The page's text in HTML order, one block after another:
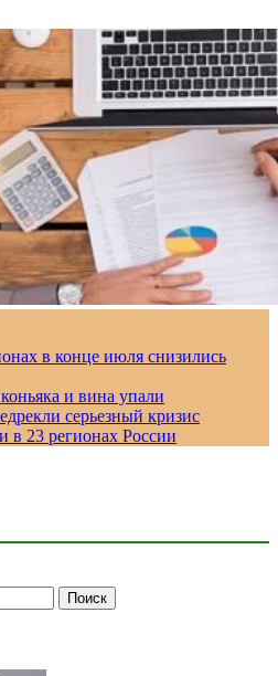
в конце июля снизились
и вина упали
серьезный кризис
в 23 регионах России